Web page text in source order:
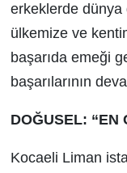
erkeklerde
ülkemize ve
başarıda emeği
başarılarının
DOĞUSEL: “EN
Kocaeli Liman